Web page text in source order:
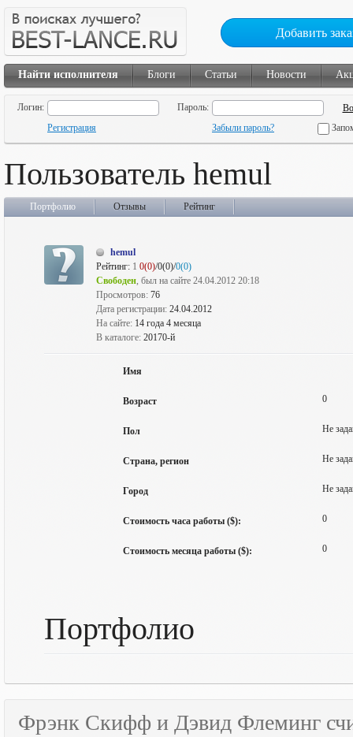
Добавить
Найти исполнителя Блоги Статьи Новости
Логин:
Пароль:
Регистрация
Забыли пароль?
Пользователь hemul
Портфолио Отзывы Рейтинг
hemul
Рейтинг: 1 0(0)/0(0)/0(0)
Свободен, был на сайте 24.04.2012 20:18
Просмотров: 76
Дата регистрации: 24.04.2012
На сайте: 14 года 4 месяца
В каталоге: 20170-й
Имя
Возраст 0
Пол Не
Страна, регион Не
Город Не
Стоимость часа работы ($): 0
Стоимость месяца работы ($): 0
Портфолио
Фрэнк Скифф и Дэвид Флеминг